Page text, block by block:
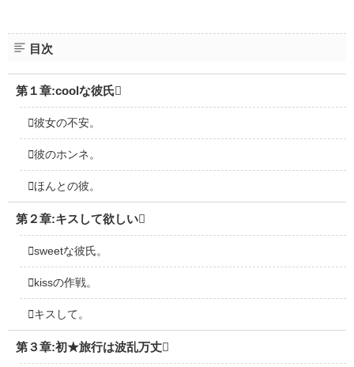
目次
第１章:coolな彼氏
彼女の不安。
彼のホンネ。
ほんとの彼。
第２章:キスして欲しい
sweetな彼氏。
kissの作戦。
キスして。
第３章:初★旅行は波乱万丈